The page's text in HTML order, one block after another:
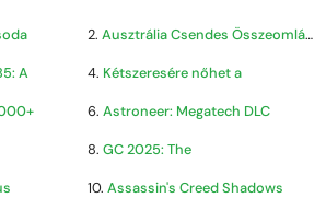
2. Ausztrália Csendes Összeomlása
A 4. Kétszeresére nőhet a
6. Astroneer: Megatech DLC
8. GC 2025: The
10. Assassin's Creed Shadows